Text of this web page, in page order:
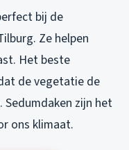
bij de
Ze helpen
Het beste
de vegetatie de
zijn het
ons klimaat.